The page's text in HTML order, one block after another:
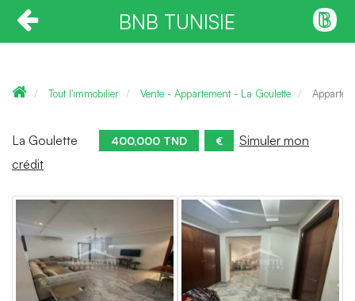
BNB TUNISIE
Tout l'immobilier Vente - Appartement - La Goulette
La Goulette 400,000 TND €
Simuler mon
crédit